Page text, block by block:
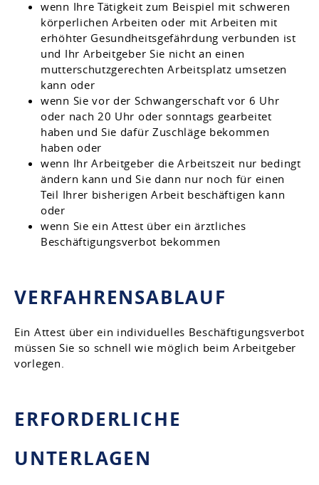
wenn Ihre Tätigkeit zum Beispiel mit schweren
körperlichen Arbeiten oder mit Arbeiten mit
erhöhter Gesundheitsgefährdung verbunden ist
und Ihr Arbeitgeber Sie nicht an einen
mutterschutzgerechten Arbeitsplatz umsetzen
kann oder
wenn Sie vor der Schwangerschaft vor 6 Uhr
oder nach 20 Uhr oder sonntags gearbeitet
haben und Sie dafür Zuschläge bekommen
haben oder
wenn Ihr Arbeitgeber die Arbeitszeit nur bedingt
ändern kann und Sie dann nur noch für einen
Teil Ihrer bisherigen Arbeit beschäftigen kann
oder
wenn Sie ein Attest über ein ärztliches
Beschäftigungsverbot bekommen
VERFAHRENSABLAUF
Ein Attest über ein individuelles Beschäftigungsverbot
müssen Sie so schnell wie möglich beim Arbeitgeber
vorlegen.
ERFORDERLICHE
UNTERLAGEN